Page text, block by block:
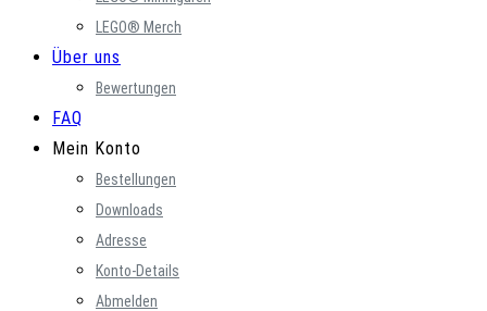
LEGO® Merch
Über uns
Bewertungen
FAQ
Mein Konto
Bestellungen
Downloads
Adresse
Konto-Details
Abmelden